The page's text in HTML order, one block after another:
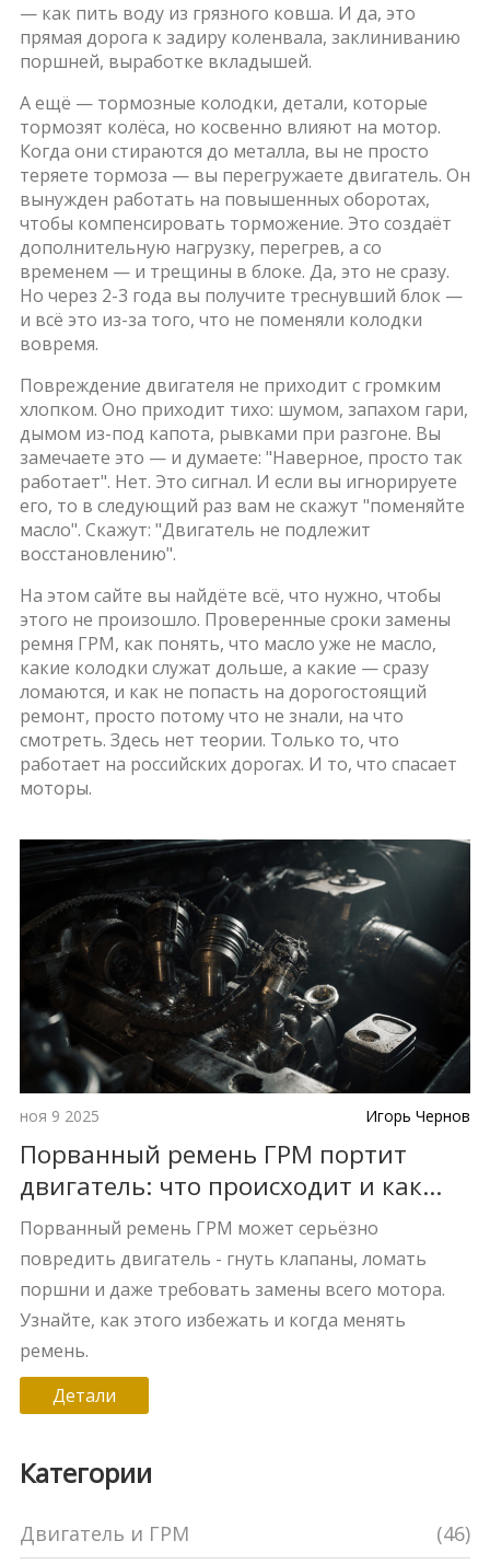
— как пить воду из грязного ковша. И да, это
прямая дорога к задиру коленвала, заклиниванию
поршней, выработке вкладышей.
А ещё — тормозные колодки, детали, которые
тормозят колёса, но косвенно влияют на мотор.
Когда они стираются до металла, вы не просто
теряете тормоза — вы перегружаете двигатель. Он
вынужден работать на повышенных оборотах,
чтобы компенсировать торможение. Это создаёт
дополнительную нагрузку, перегрев, а со
временем — и трещины в блоке. Да, это не сразу.
Но через 2-3 года вы получите треснувший блок —
и всё это из-за того, что не поменяли колодки
вовремя.
Повреждение двигателя не приходит с громким
хлопком. Оно приходит тихо: шумом, запахом гари,
дымом из-под капота, рывками при разгоне. Вы
замечаете это — и думаете: "Наверное, просто так
работает". Нет. Это сигнал. И если вы игнорируете
его, то в следующий раз вам не скажут "поменяйте
масло". Скажут: "Двигатель не подлежит
восстановлению".
На этом сайте вы найдёте всё, что нужно, чтобы
этого не произошло. Проверенные сроки замены
ремня ГРМ, как понять, что масло уже не масло,
какие колодки служат дольше, а какие — сразу
ломаются, и как не попасть на дорогостоящий
ремонт, просто потому что не знали, на что
смотреть. Здесь нет теории. Только то, что
работает на российских дорогах. И то, что спасает
моторы.
ноя 9 2025 Игорь Чернов
Порванный ремень ГРМ портит
двигатель: что происходит и как
этого избежать
Порванный ремень ГРМ может серьёзно
повредить двигатель - гнуть клапаны, ломать
поршни и даже требовать замены всего мотора.
Узнайте, как этого избежать и когда менять
ремень.
Детали
Категории
Двигатель и ГРМ (46)